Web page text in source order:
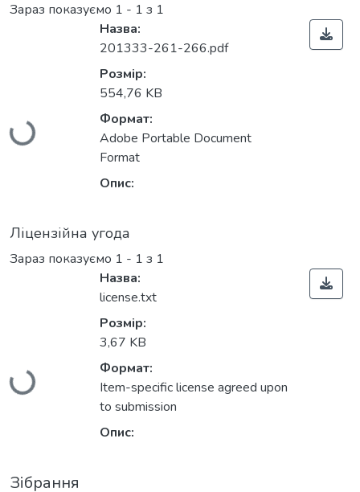
Зараз показуємо 1 - 1 з 1
Вантажиться...
Назва:
201333-261-266.pdf
Розмір:
554,76 KB
Формат:
Adobe Portable Document
Format
Опис:
Ліцензійна угода
Зараз показуємо 1 - 1 з 1
Вантажиться...
Назва:
license.txt
Розмір:
3,67 KB
Формат:
Item-specific license agreed upon
to submission
Опис:
Зібрання